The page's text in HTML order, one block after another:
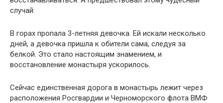
случай.
В горах пропала 3-летняя девочка. Ей искали несколько
дней, а девочка пришла к обители сама, следуя за
белкой. Это стало настоящим знамением, и
восстановление монастыря ускорилось.
Сейчас единственная дорога в монастырь лежит через
расположения Росгвардии и Черноморского флота ВМФ